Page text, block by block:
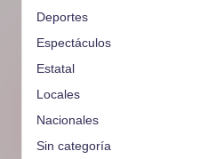
Deportes
Espectáculos
Estatal
Locales
Nacionales
Sin categoría